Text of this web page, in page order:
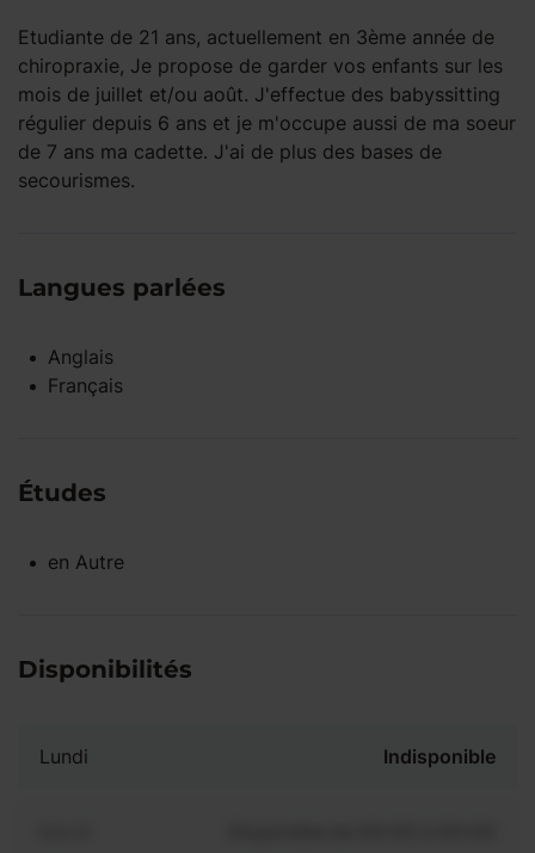
Etudiante de 21 ans, actuellement en 3ème année de
chiropraxie, Je propose de garder vos enfants sur les
mois de juillet et/ou août. J'effectue des babyssitting
régulier depuis 6 ans et je m'occupe aussi de ma soeur
de 7 ans ma cadette. J'ai de plus des bases de
secourismes.
Langues parlées
Anglais
Français
Études
en Autre
Disponibilités
Lundi Indisponible